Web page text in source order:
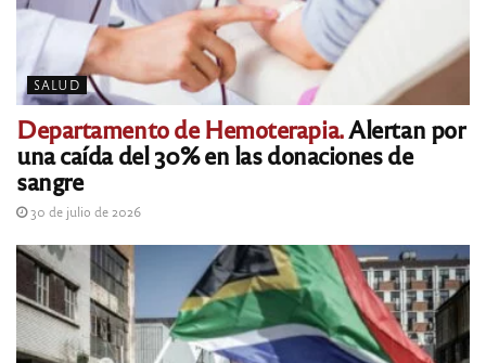
SALUD
Departamento de Hemoterapia.Alertan por
una caída del 30% en las donaciones de
sangre
30 de julio de 2026